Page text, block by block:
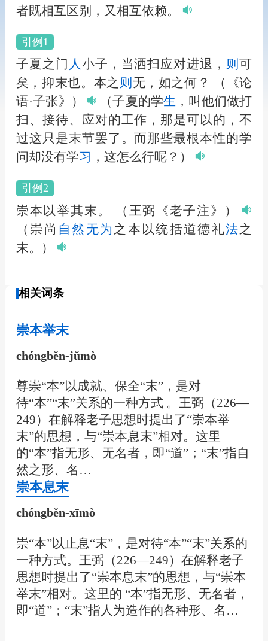
者既相互区别，又相互依赖。
引例1
子夏之门 人 小子，当洒扫应对进退， 则可
矣，抑末也。本之 则 无，如之何？
（《论
语·子张》）
（子夏的学生 ，叫他们做打
扫、接待、应对的工作，那是可以的，不
过这只是末节罢了。而那些最根本性的学
问却没有学习 ，这怎么行呢？）
引例2
崇本以举其末。
（王弼《老子注》）
（崇尚 自然 无为 之本以统括道德礼法之
末。）
相关词条
崇本举末
chóngběn-jǔmò
尊崇“本”以成就、保全“末”，是对
待“本”“末”关系的一种方式 。王弼（226—
249）在解释老子思想时提出了“崇本举
末”的思想，与“崇本息末”相对。这里
的“本”指无形、无名者，即“道”；“末”指自
然之形、名…
崇本息末
chóngběn-xīmò
崇“本”以止息“末”，是对待“本”“末”关系的
一种方式。王弼（226—249）在解释老子
思想时提出了“崇本息末”的思想，与“崇本
举末”相对。这里的 “本”指无形、无名者，
即“道”；“末”指人为造作的各种形、名…